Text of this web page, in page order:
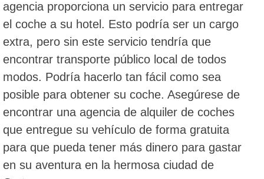
agencia proporciona un servicio para entregar
el coche a su hotel. Esto podría ser un cargo
extra, pero sin este servicio tendría que
encontrar transporte público local de todos
modos. Podría hacerlo tan fácil como sea
posible para obtener su coche. Asegúrese de
encontrar una agencia de alquiler de coches
que entregue su vehículo de forma gratuita
para que pueda tener más dinero para gastar
en su aventura en la hermosa ciudad de